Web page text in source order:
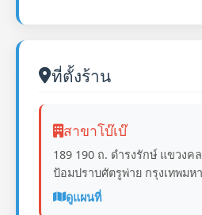
ที่ตั้งร้าน
สาขาโบ๊เบ๊
189 190 ถ. ดำรงรักษ์ แขวงค
ป้อมปราบศัตรูพ่าย กรุงเทพมห
ดูแผนที่